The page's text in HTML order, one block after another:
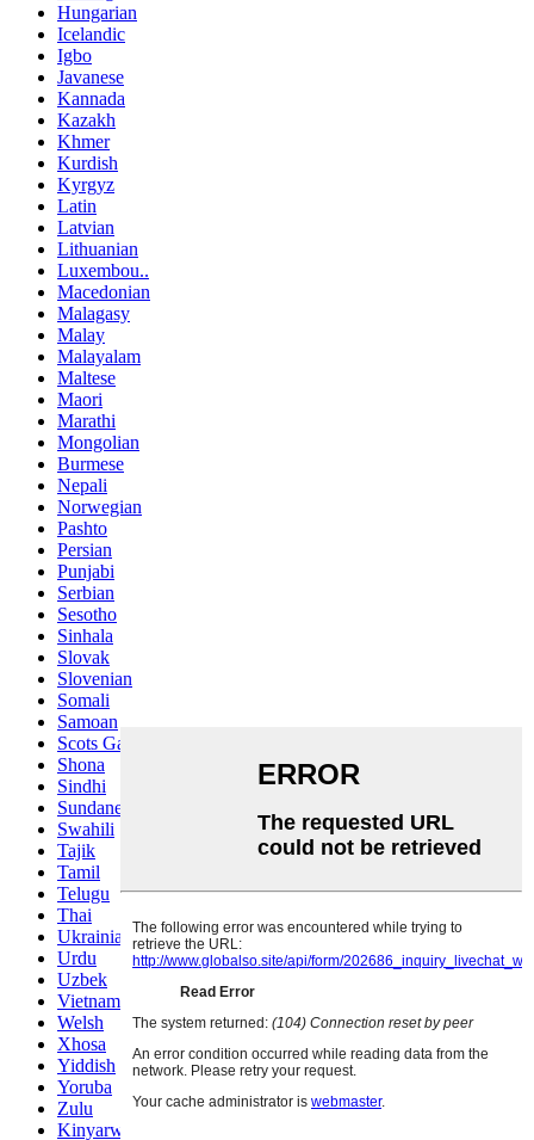
Hungarian
Icelandic
Igbo
Javanese
Kannada
Kazakh
Khmer
Kurdish
Kyrgyz
Latin
Latvian
Lithuanian
Luxembou..
Macedonian
Malagasy
Malay
Malayalam
Maltese
Maori
Marathi
Mongolian
Burmese
Nepali
Norwegian
Pashto
Persian
Punjabi
Serbian
Sesotho
Sinhala
Slovak
Slovenian
Somali
Samoan
Scots Gaelic
Shona
Sindhi
Sundanese
Swahili
Tajik
Tamil
Telugu
Thai
Ukrainian
Urdu
Uzbek
Vietnamese
Welsh
Xhosa
Yiddish
Yoruba
Zulu
Kinyarwanda